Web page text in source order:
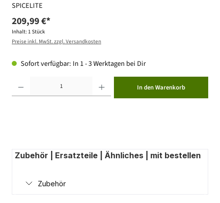
SPICELITE
209,99 €*
Inhalt: 1 Stück
Preise inkl. MwSt. zzgl. Versandkosten
Sofort verfügbar: In 1 - 3 Werktagen bei Dir
In den Warenkorb
Zubehör | Ersatzteile | Ähnliches | mit bestellen
Zubehör